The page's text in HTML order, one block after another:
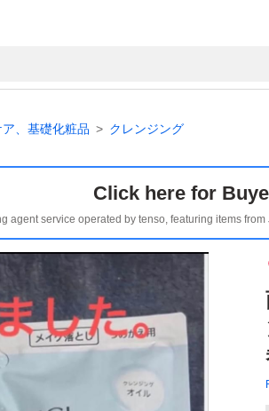
ア、基礎化粧品 クレンジング
Click here for
agent service operated by tenso, featuring items